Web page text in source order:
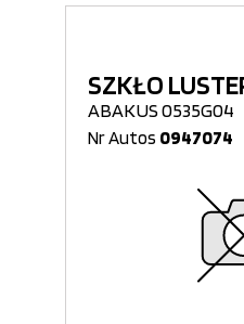
SZKŁO
ABAKUS 0535G04
Nr Autos 0947074